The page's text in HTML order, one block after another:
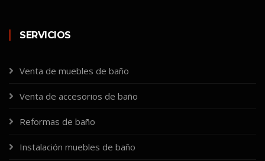
SERVICIOS
Venta de muebles de baño
Venta de accesorios de baño
Reformas de baño
Instalación muebles de baño